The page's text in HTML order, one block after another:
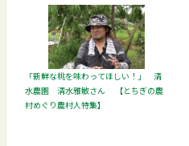
「新鮮な桃を味わってほしい！」 清
水農園 清水雅敏さん 【とちぎの農
村めぐり農村人特集】